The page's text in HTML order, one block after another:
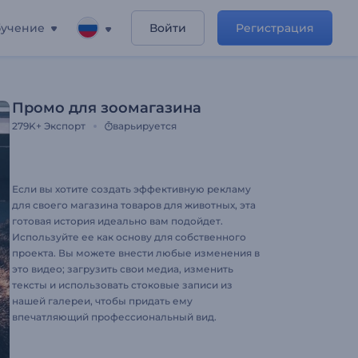
Войти Регистрация
Промо для зоомагазина
279K+ Экспорт варьируется
Если вы хотите создать эффективную рекламу
для своего магазина товаров для животных, эта
готовая история идеально вам подойдет.
Используйте ее как основу для собственного
проекта. Вы можете внести любые изменения в
это видео; загрузить свои медиа, изменить
тексты и использовать стоковые записи из
нашей галереи, чтобы придать ему
впечатляющий профессиональный вид.